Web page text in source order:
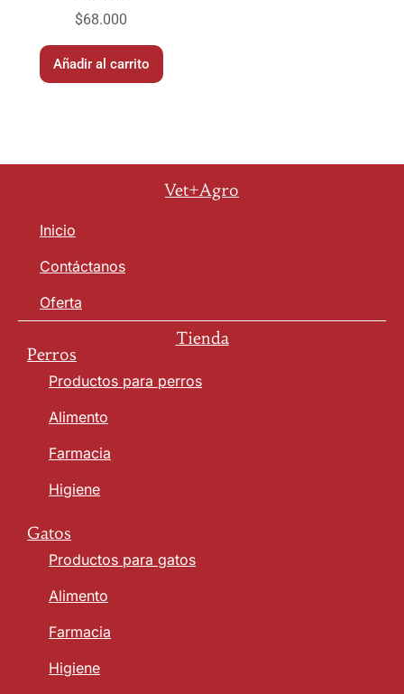
$68.000
Añadir al carrito
Vet+Agro
Inicio
Contáctanos
Oferta
Tienda
Perros
Productos para perros
Alimento
Farmacia
Higiene
Gatos
Productos para gatos
Alimento
Farmacia
Higiene